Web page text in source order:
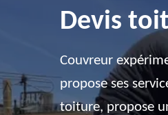
Devis
Couvreur
propose ses
toiture, propose